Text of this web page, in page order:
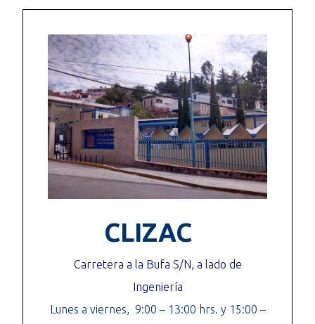
CLIZAC
Carretera a la Bufa S/N, a lado de
Ingeniería
Lunes a viernes, 9:00 – 13:00 hrs. y 15:00 –